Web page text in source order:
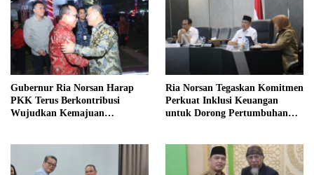
Gubernur Ria Norsan Harap
PKK Terus Berkontribusi
Wujudkan Kemajuan
Ria Norsan Tegaskan Komitmen
Perkuat Inklusi Keuangan
untuk Dorong Pertumbuhan